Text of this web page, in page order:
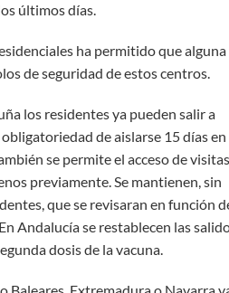
últimos días.
ha permitido que alguna
de seguridad de estos centros.
los residentes ya pueden salir a
de aislarse 15 días en
se permite el acceso de visitas
previamente. Se mantienen, sin
que se revisaran en función
Andalucía se restablecen las
dosis de la vacuna.